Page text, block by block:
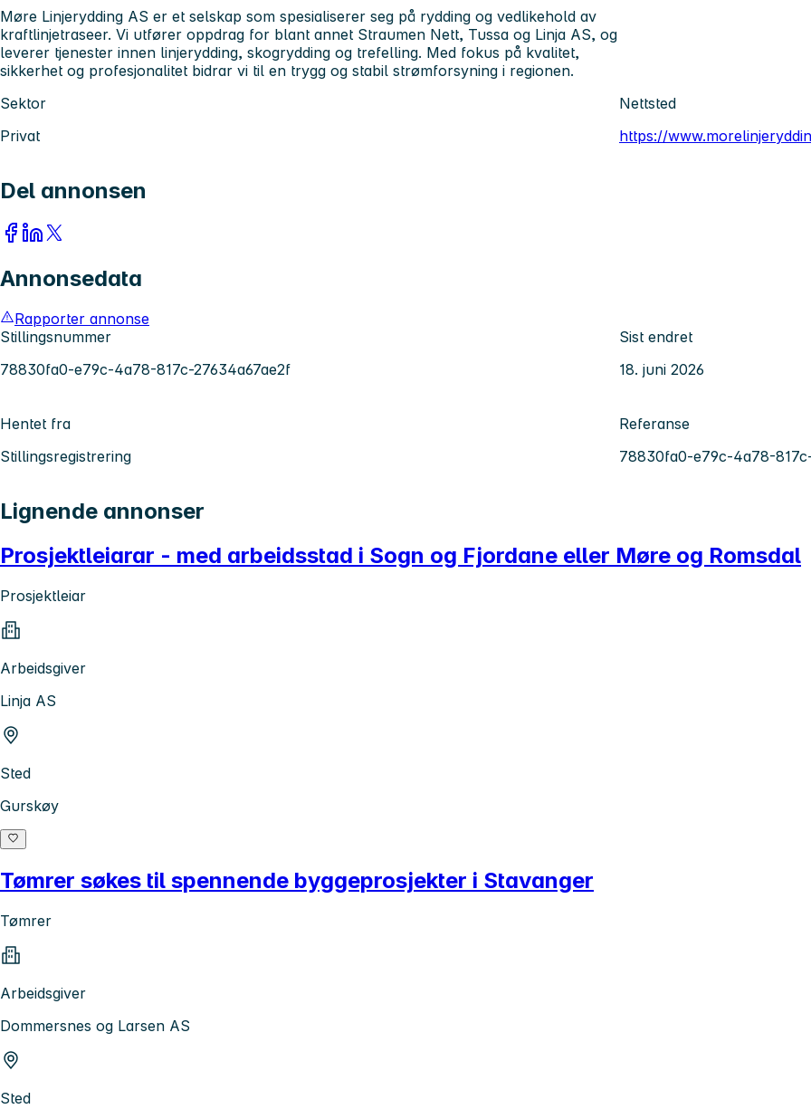
Møre Linjerydding AS er et selskap som spesialiserer seg på rydding og vedlikehold av
kraftlinjetraseer. Vi utfører oppdrag for blant annet Straumen Nett, Tussa og Linja AS, og
leverer tjenester innen linjerydding, skogrydding og trefelling. Med fokus på kvalitet,
sikkerhet og profesjonalitet bidrar vi til en trygg og stabil strømforsyning i regionen.
Sektor
Privat
Nettsted
https://
Del annonsen
Annonsedata
Rapporter annonse
Stillingsnummer
78830fa0-e79c-4a78-817c-27634a67ae2f
Sist endret
18. juni 2026
Hentet fra
Stillingsregistrering
Referanse
78830fa0-e79c-4a78-
Lignende annonser
Prosjektleiarar - med arbeidsstad i Sogn og Fjordane eller Møre og Romsdal
Prosjektleiar
Arbeidsgiver
Linja AS
Sted
Gurskøy
Tømrer søkes til spennende byggeprosjekter i Stavanger
Tømrer
Arbeidsgiver
Dommersnes og Larsen AS
Sted